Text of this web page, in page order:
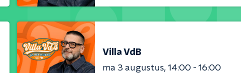
Villa VdB
ma 3 augustus 14:00 - 16:00